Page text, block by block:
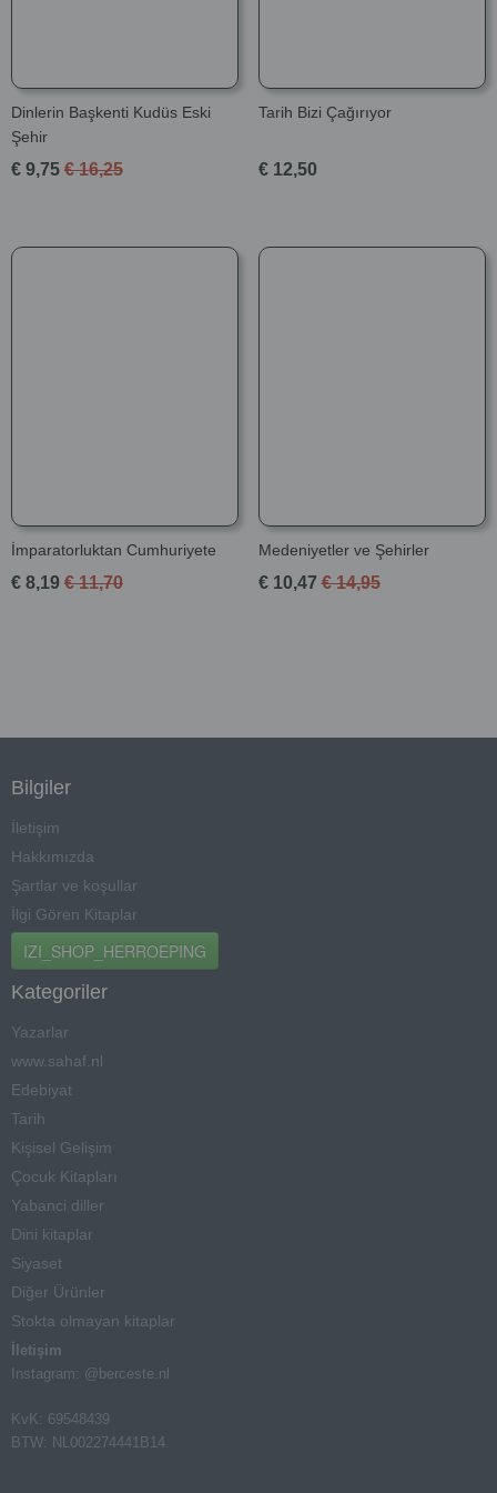
Dinlerin Başkenti Kudüs Eski
Şehir
€ 9,75 € 16,25
Tarih Bizi Çağırıyor
€ 12,50
İmparatorluktan Cumhuriyete
€ 8,19 € 11,70
Medeniyetler ve Şehirler
€ 10,47 € 14,95
Bilgiler
İletişim
Hakkımızda
Şartlar ve koşullar
İlgi Gören Kitaplar
IZI_SHOP_HERROEPING
Kategoriler
Yazarlar
www.sahaf.nl
Edebiyat
Tarih
Kişisel Gelişim
Çocuk Kitapları
Yabanci diller
Dini kitaplar
Siyaset
Diğer Ürünler
Stokta olmayan kitaplar
İletişim
Instagram: @berceste.nl
KvK: 69548439
BTW: NL002274441B14